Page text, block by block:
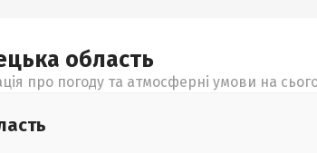
область
про погоду та атмосферні умови на